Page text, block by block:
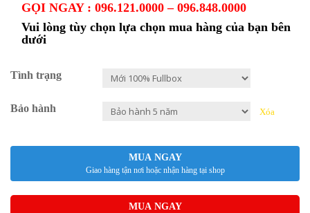
GỌI NGAY : 096.121.0000 – 096.848.0000
Vui lòng tùy chọn lựa chọn mua hàng của bạn bên
dưới
Tình trạng
Bảo hành Xóa
MUA NGAY
Giao hàng tận nơi hoặc nhận hàng tại shop
MUA NGAY